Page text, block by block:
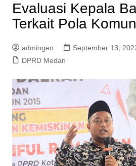
Evaluasi Kepala
Terkait Pola
admingen September 13,
DPRD Medan